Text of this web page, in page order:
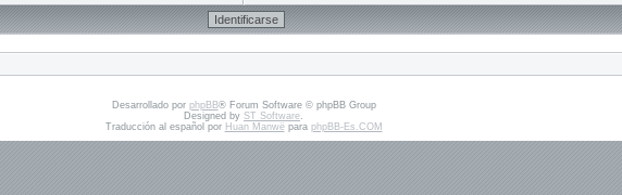
Desarrollado por phpBB® Forum Software © phpBB Group
Designed by ST Software.
Traducción al español por Huan Manwëpara phpBB-Es.COM